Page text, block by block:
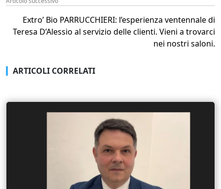
Extro’ Bio PARRUCCHIERI: l’esperienza ventennale di
Teresa D’Alessio al servizio delle clienti. Vieni a trovarci
nei nostri saloni.
ARTICOLI CORRELATI